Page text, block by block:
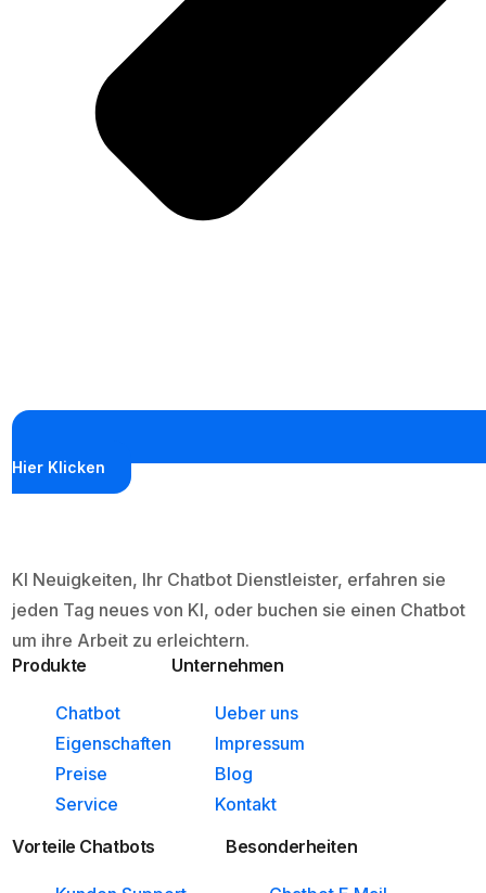
Hier Klicken
KI Neuigkeiten, Ihr Chatbot Dienstleister, erfahren sie
jeden Tag neues von KI, oder buchen sie einen Chatbot
um ihre Arbeit zu erleichtern.
Produkte
Chatbot
Eigenschaften
Preise
Service
Unternehmen
Ueber uns
Impressum
Blog
Kontakt
Vorteile Chatbots
Besonderheiten